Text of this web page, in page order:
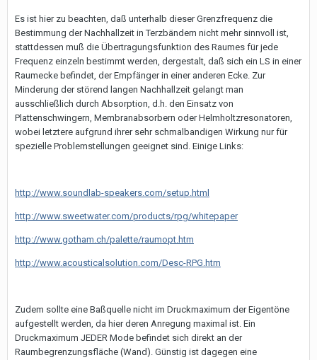
Es ist hier zu beachten, daß unterhalb dieser Grenzfrequenz die
Bestimmung der Nachhallzeit in Terzbändern nicht mehr sinnvoll ist,
stattdessen muß die Übertragungsfunktion des Raumes für jede
Frequenz einzeln bestimmt werden, dergestalt, daß sich ein LS in einer
Raumecke befindet, der Empfänger in einer anderen Ecke. Zur
Minderung der störend langen Nachhallzeit gelangt man
ausschließlich durch Absorption, d.h. den Einsatz von
Plattenschwingern, Membranabsorbern oder Helmholtzresonatoren,
wobei letztere aufgrund ihrer sehr schmalbandigen Wirkung nur für
spezielle Problemstellungen geeignet sind. Einige Links:
http://www.soundlab-speakers.com/setup.html
http://www.sweetwater.com/products/rpg/whitepaper
http://www.gotham.ch/palette/raumopt.htm
http://www.acousticalsolution.com/Desc-RPG.htm
Zudem sollte eine Baßquelle nicht im Druckmaximum der Eigentöne
aufgestellt werden, da hier deren Anregung maximal ist. Ein
Druckmaximum JEDER Mode befindet sich direkt an der
Raumbegrenzungsfläche (Wand). Günstig ist dagegen eine